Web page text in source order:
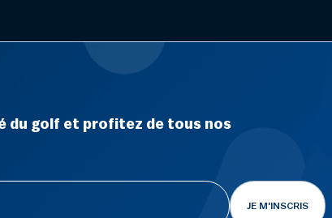
du golf et profitez de tous nos
JE M'INSCRIS